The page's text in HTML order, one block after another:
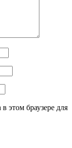
этом браузере для